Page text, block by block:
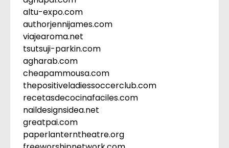
altu-expo.com
authorjennijames.com
viajearoma.net
tsutsuji-parkin.com
agharab.com
cheapammousa.com
thepositiveladiessoccerclub.com
recetasdecocinafaciles.com
naildesignsidea.net
greatpai.com
paperlanterntheatre.org